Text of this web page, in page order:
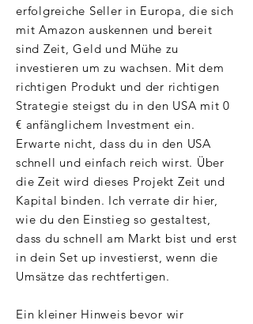
erfolgreiche Seller in Europa, die sich
mit Amazon auskennen und bereit
sind Zeit, Geld und Mühe zu
investieren um zu wachsen. Mit dem
richtigen Produkt und der richtigen
Strategie steigst du in den USA mit 0
€ anfänglichem Investment ein.
Erwarte nicht, dass du in den USA
schnell und einfach reich wirst. Über
die Zeit wird dieses Projekt Zeit und
Kapital binden. Ich verrate dir hier,
wie du den Einstieg so gestaltest,
dass du schnell am Markt bist und erst
in dein Set up investierst, wenn die
Umsätze das rechtfertigen.
Ein kleiner Hinweis bevor wir